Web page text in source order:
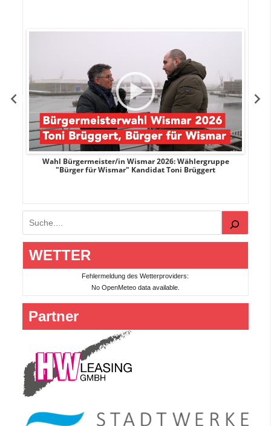
Wahl Bürgermeister/in Wismar 2026: Wählergruppe
"Bürger für Wismar" Kandidat Toni Brüggert
Suchen
WETTER
Fehlermeldung des Wetterproviders:
No OpenMeteo data available.
Partner